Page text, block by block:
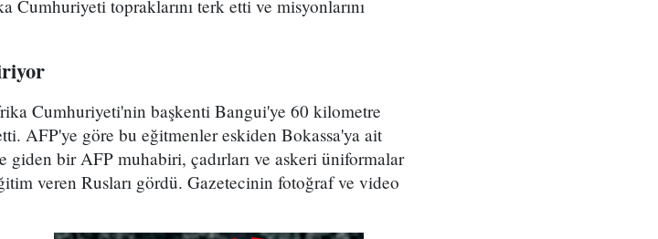
topraklarını terk etti ve misyonlarını
Cumhuriyeti'nin başkenti Bangui'ye 60 kilometre
AFP'ye göre bu eğitmenler eskiden Bokassa'ya ait
bir AFP muhabiri, çadırları ve askeri üniformalar
veren Rusları gördü. Gazetecinin fotoğraf ve video